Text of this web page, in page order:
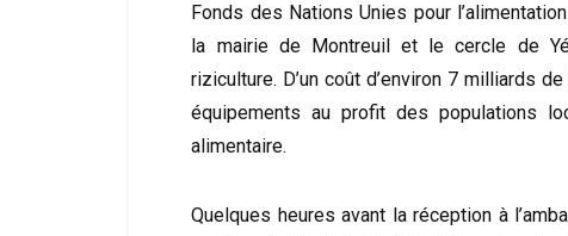
Fonds des Nations Unies pour
la mairie de Montreuil et le cercle de
riziculture. D’un coût d’environ 7 milliards
équipements au profit des populations
alimentaire.
Quelques heures avant la réception à